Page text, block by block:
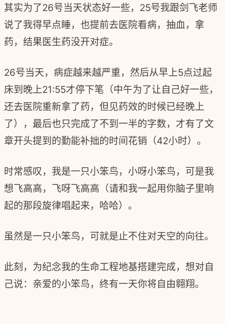
其实为了26号当天状态好一些， 25号我跟剑飞老师
说了我得早点睡，也提前去医院看病，抽血，拿
药，结果医生药没开对症。
26号当天，病症越来越严重，然后从早上5点过起
床到晚上21:55才停下笔（中午为了让自己好一些，
还去医院重新拿了药，但见药效的时候已经晚上
了），最后也只完成了不到一半的字数，才有了文
章开头提到的勤能补拙的时间花销（42小时）。
时常感叹，我是一只小笨鸟，小呀小笨鸟，可是我
想飞高高，飞呀飞高高（请和我一起用你脑子里响
起的那段旋律唱起来，哈哈）。
虽然是一只小笨鸟，可就是止不住对天空的向往。
此刻，为纪念我的生命工程地基搭建完成，想对自
己说：亲爱的小笨鸟，终有一天你将自由翱翔。